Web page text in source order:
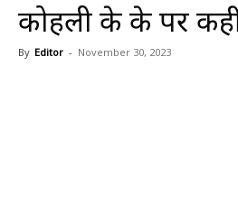
कोहली के ब्रेक पर
By Editor - November 30, 2023